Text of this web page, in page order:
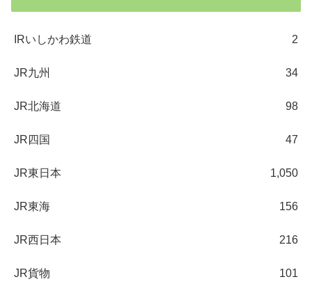
IRいしかわ鉄道 2
JR九州 34
JR北海道 98
JR四国 47
JR東日本 1,050
JR東海 156
JR西日本 216
JR貨物 101